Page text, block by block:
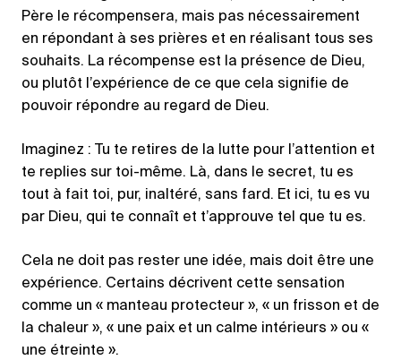
Père le récompensera, mais pas nécessairement
en répondant à ses prières et en réalisant tous ses
souhaits. La récompense est la présence de Dieu,
ou plutôt l’expérience de ce que cela signifie de
pouvoir répondre au regard de Dieu.
Imaginez : Tu te retires de la lutte pour l’attention et
te replies sur toi-même. Là, dans le secret, tu es
tout à fait toi, pur, inaltéré, sans fard. Et ici, tu es vu
par Dieu, qui te connaît et t’approuve tel que tu es.
Cela ne doit pas rester une idée, mais doit être une
expérience. Certains décrivent cette sensation
comme un « manteau protecteur », « un frisson et de
la chaleur », « une paix et un calme intérieurs » ou «
une étreinte ».